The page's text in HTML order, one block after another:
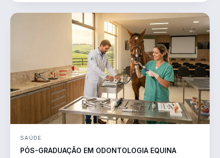
SAÚDE
PÓS-GRADUAÇÃO EM ODONTOLOGIA EQUINA